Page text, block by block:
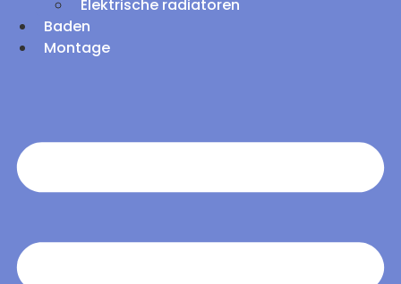
Elektrische radiatoren
Baden
Montage